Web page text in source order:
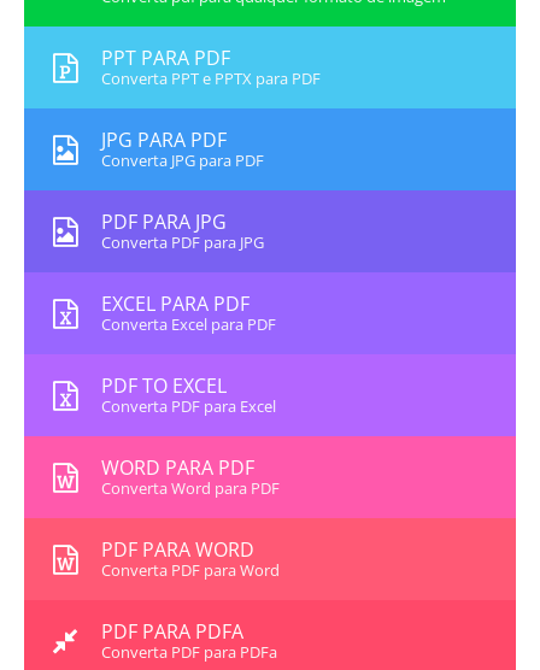
PPT PARA PDF
Converta PPT e PPTX para PDF
JPG PARA PDF
Converta JPG para PDF
PDF PARA JPG
Converta PDF para JPG
EXCEL PARA PDF
Converta Excel para PDF
PDF TO EXCEL
Converta PDF para Excel
WORD PARA PDF
Converta Word para PDF
PDF PARA WORD
Converta PDF para Word
PDF PARA PDFA
Converta PDF para PDFa